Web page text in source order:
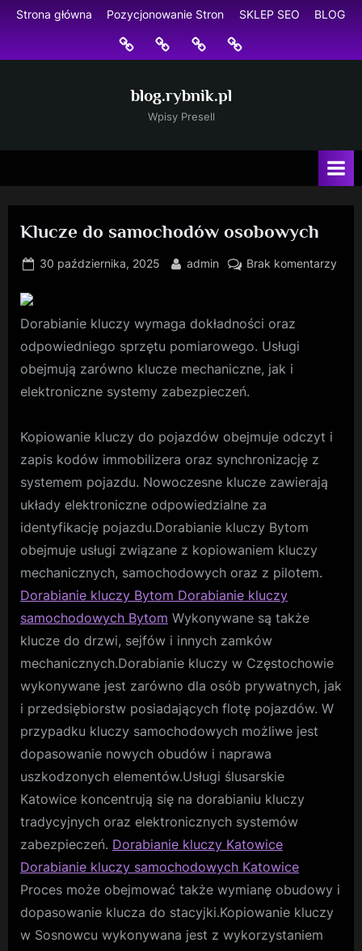
Skip
content
Strona główna Pozycjonowanie Stron SKLEP SEO BLOG
Strona
główna
Pozycjonowanie
Stron
SKLEP
SEO
BLOG
blog.rybnik.pl
Wpisy Presell
Klucze do samochodów osobowych
Posted
30 października, 2025 By
admin Brak komentarzydo
Dorabianie kluczy wymaga dokładności oraz
odpowiedniego sprzętu pomiarowego. Usługi
obejmują zarówno klucze mechaniczne, jak i
elektroniczne systemy zabezpieczeń.
Kopiowanie kluczy do pojazdów obejmuje odczyt i
zapis kodów immobilizera oraz synchronizację z
systemem pojazdu. Nowoczesne klucze zawierają
układy elektroniczne odpowiedzialne za
identyfikację pojazdu.Dorabianie kluczy Bytom
obejmuje usługi związane z kopiowaniem kluczy
mechanicznych, samochodowych oraz z pilotem.
Dorabianie kluczy Bytom Dorabianie kluczy
samochodowych Bytom Wykonywane są także
klucze do drzwi, sejfów i innych zamków
mechanicznych.Dorabianie kluczy w Częstochowie
wykonywane jest zarówno dla osób prywatnych, jak
i przedsiębiorstw posiadających flotę pojazdów. W
przypadku kluczy samochodowych możliwe jest
dopasowanie nowych obudów i naprawa
uszkodzonych elementów.Usługi ślusarskie
Katowice koncentrują się na dorabianiu kluczy
tradycyjnych oraz elektronicznych systemów
zabezpieczeń. Dorabianie kluczy Katowice
Dorabianie kluczy samochodowych Katowice
Proces może obejmować także wymianę obudowy i
dopasowanie klucza do stacyjki.Kopiowanie kluczy
w Sosnowcu wykonywana jest z wykorzystaniem